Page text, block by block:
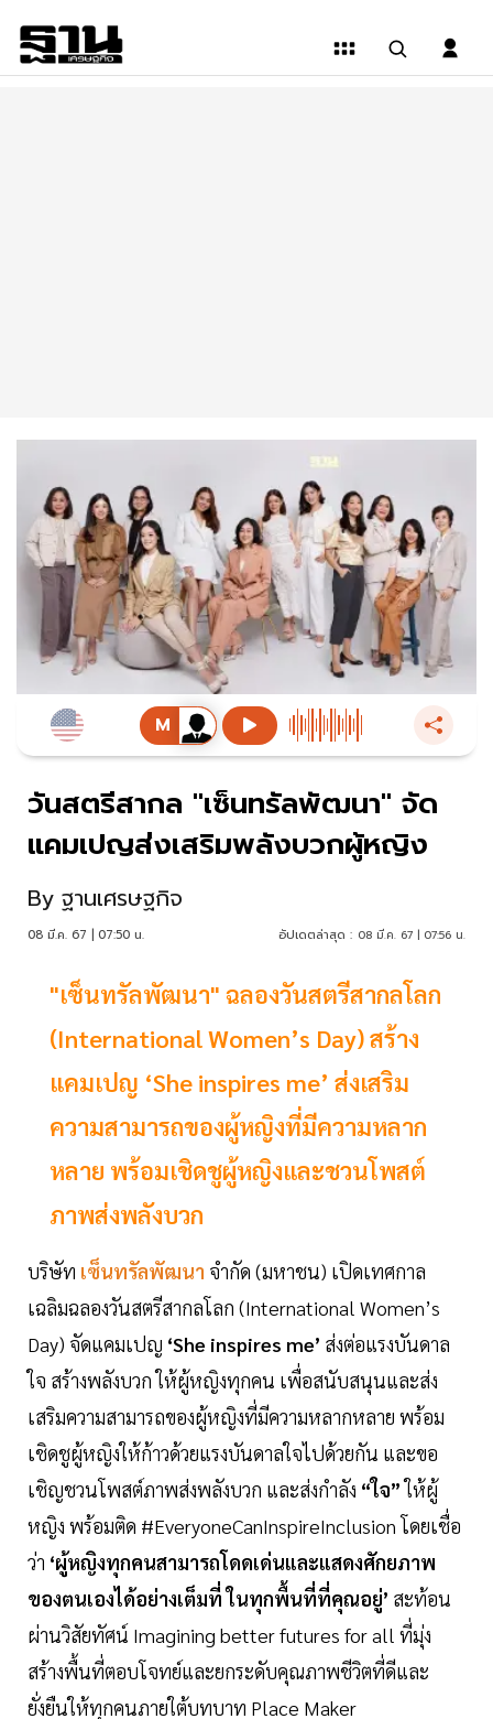
วันสตรีสากล "เซ็นทรัลพัฒนา" จัด
แคมเปญส่งเสริมพลังบวกผู้หญิง
By ฐานเศรษฐกิจ
08 มี.ค. 67 | 07:50 น. อัปเดตล่าสุด : 08 มี.ค. 67 | 07:56 น.
"เซ็นทรัลพัฒนา" ฉลองวันสตรีสากลโลก
(International Women’s Day) สร้าง
แคมเปญ ‘She inspires me’ ส่งเสริม
ความสามารถของผู้หญิงที่มีความหลาก
หลาย พร้อมเชิดชูผู้หญิงและชวนโพสต์
ภาพส่งพลังบวก
บริษัท เซ็นทรัลพัฒนา จำกัด (มหาชน) เปิดเทศกาล
เฉลิมฉลองวันสตรีสากลโลก (International Women’s
Day) จัดแคมเปญ ‘She inspires me’ ส่งต่อแรงบันดาล
ใจ สร้างพลังบวก ให้ผู้หญิงทุกคน​ เพื่อสนับสนุนและส่ง
เสริมความสามารถของผู้หญิงที่มีความหลากหลาย พร้อม
เชิดชูผู้หญิงให้ก้าวด้วยแรงบันดาลใจไปด้วยกัน และขอ
เชิญชวนโพสต์ภาพส่งพลังบวก และส่งกำลัง “ใจ”ให้ผู้
หญิง พร้อมติด #EveryoneCanInspireInclusion โดยเชื่อ
ว่า ‘ผู้หญิงทุกคนสามารถโดดเด่นและแสดงศักยภาพ
ของตนเองได้อย่างเต็มที่ ในทุกพื้นที่ที่คุณอยู่’ สะท้อน
ผ่านวิสัยทัศน์ Imagining better futures for all ที่มุ่ง
สร้างพื้นที่ตอบโจทย์และยกระดับคุณภาพชีวิตที่ดีและ
ยั่งยืนให้ทุกคนภายใต้บทบาท Place Maker